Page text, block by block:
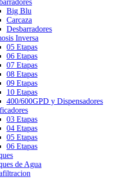
Big Blu
Carcaza
Desbarradores
Inversa
05 Etapas
06 Etapas
07 Etapas
08 Etapas
09 Etapas
10 Etapas
400/600GPD y Dispensadores
03 Etapas
04 Etapas
05 Etapas
06 Etapas
de Agua